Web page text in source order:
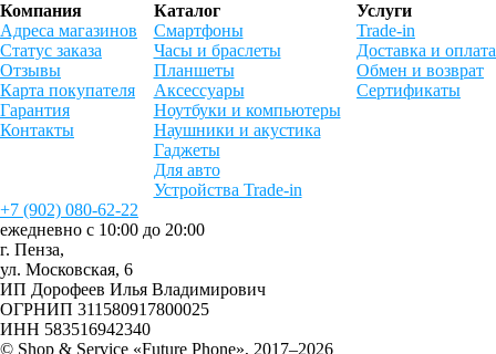
Компания
Адреса магазинов
Статус заказа
Отзывы
Карта покупателя
Гарантия
Контакты
Каталог
Смартфоны
Часы и браслеты
Планшеты
Аксессуары
Ноутбуки и компьютеры
Наушники и акустика
Гаджеты
Для авто
Устройства Trade-in
Услуги
Trade-in
Доставка и оплата
Обмен и возврат
Сертификаты
+7 (902) 080-62-22
ежедневно с 10:00 до 20:00
г. Пенза,
ул. Московская, 6
ИП Дорофеев Илья Владимирович
ОГРНИП 311580917800025
ИНН 583516942340
© Shop & Service «Future Phone», 2017–2026